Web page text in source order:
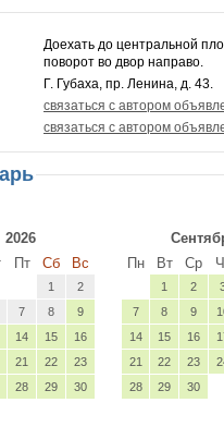
Доехать до центральной
поворот во двор направо.
Г. Губаха, пр. Ленина, д. 43.
связаться с автором
связаться с автором
2026
Пт Сб Вс
1
2
7 8
9
14 15
16
21 22
23
28 29
30
Пн
Вт Ср
1 2
7
8 9
14
15 16
21
22 23
28
29 30